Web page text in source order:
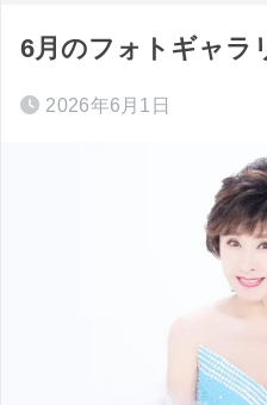
6月のフォトギャラ
2026年6月1日